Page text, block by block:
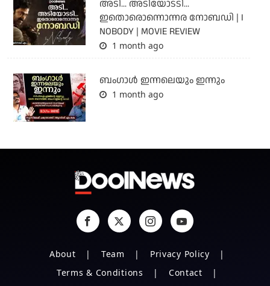
അടി... അടിയോടടി...
ഇതൊരൊന്നൊന്നര നോബഡി | I
NOBODY | MOVIE REVIEW
1 month ago
ബംഗാള്‍ ഇന്നലെയും ഇന്നും
1 month ago
About Team
Privacy Policy
Terms & Conditions
Contact